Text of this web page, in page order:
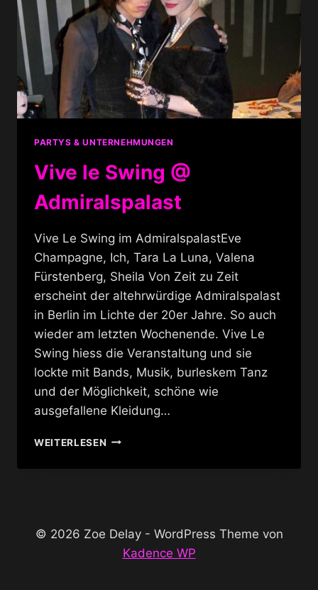
PARTYS & UNTERNEHMUNGEN
Vive le Swing @
Admiralspalast
Vive Le Swing im AdmiralspalastEve
Champagne, Ich, Tara La Luna, Valena
Fürstenberg, Sheila Von Zeit zu Zeit
erscheint der altehrwürdige Admiralspalast
in Berlin im Lichte der 20er Jahre. So auch
wieder am letzten Wochenende. Vive Le
Swing hiess die Veranstaltung und sie
lockte mit Bands, Musik, burleskem Tanz
und der Möglichkeit, schöne wie
ausgefallene Kleidung…
WEITERLESENVIVE
SWING
© 2026 Zoe Delay - WordPress Theme von
Kadence WP